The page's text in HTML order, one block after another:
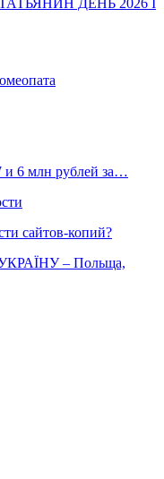
и 6 млн рублей за…
сайтов-копий?
– Польща,